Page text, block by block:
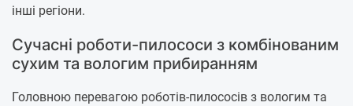
інші регіони.
Сучасні роботи-пилососи з комбінованим
сухим та вологим прибиранням
Головною перевагою роботів-пилососів з вологим та